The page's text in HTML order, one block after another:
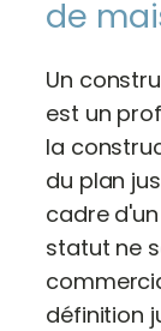
de
Un
est un
la
du plan
cadre
statut ne
définition